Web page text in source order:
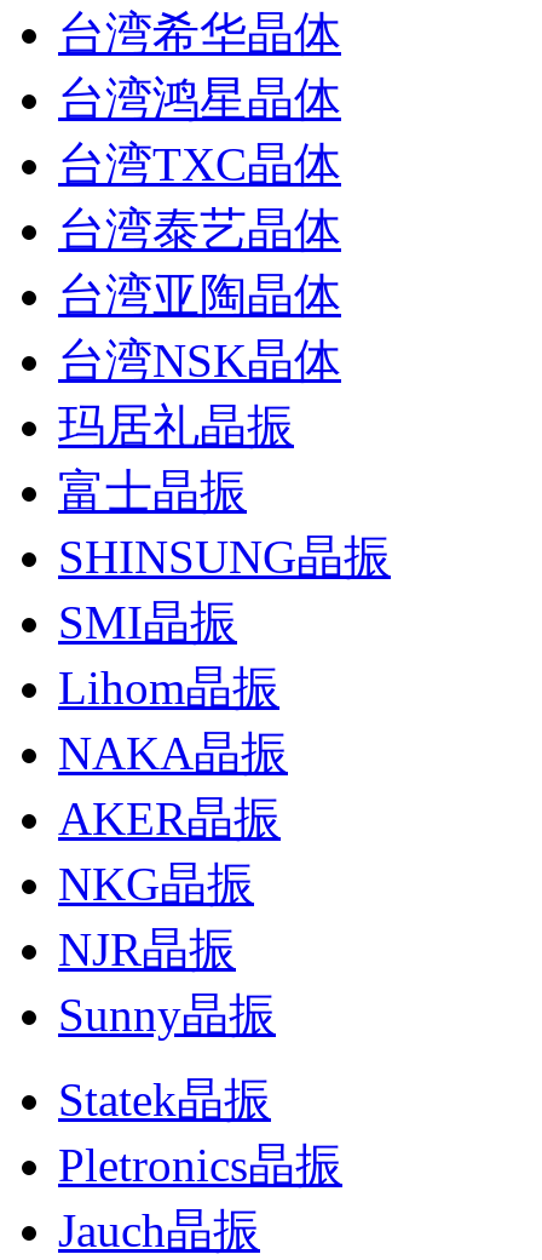
台湾希华晶体
台湾鸿星晶体
台湾TXC晶体
台湾泰艺晶体
台湾亚陶晶体
台湾NSK晶体
玛居礼晶振
富士晶振
SHINSUNG晶振
SMI晶振
Lihom晶振
NAKA晶振
AKER晶振
NKG晶振
NJR晶振
Sunny晶振
Statek晶振
Pletronics晶振
Jauch晶振